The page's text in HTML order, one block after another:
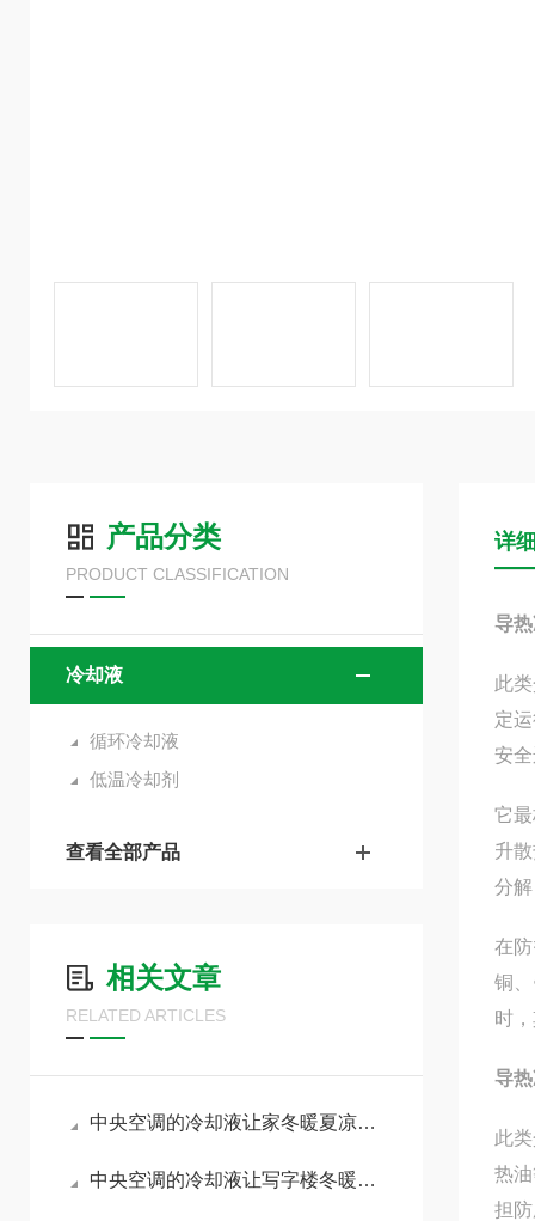
产品分类
PRODUCT CLASSIFICATION
冷却液
循环冷却液
低温冷却剂
查看全部产品
相关文章
RELATED ARTICLES
中央空调的冷却液让家冬暖夏凉的秘密
中央空调的冷却液让写字楼冬暖夏凉的秘密
详
导
此
定
安
它
升
分
在
铜
时
导
此
热
担